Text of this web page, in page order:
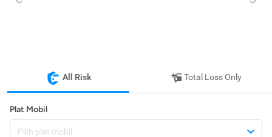
All Risk Total Loss Only
Plat Mobil
Pilih plat mobil